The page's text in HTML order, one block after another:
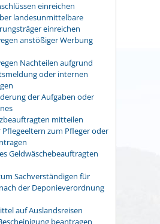
einreichen
landesunmittelbare
einreichen
anstößiger Werbung
Nachteilen aufgrund
oder internen
der Aufgaben oder
mitteilen
Pflegeeltern zum Pfleger oder
Geldwäschebeauftragten
Sachverständigen für
der Deponieverordnung
auf Auslandsreisen
beantragen